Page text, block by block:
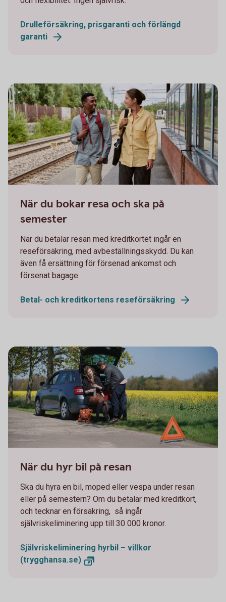
Drulleförsäkring, prisgaranti och förlängd
garanti
När du bokar resa och ska på
semester
När du betalar resan med kreditkortet ingår en
reseförsäkring, med avbeställningsskydd. Du kan
även få ersättning för försenad ankomst och
försenat bagage.
Betal- och kreditkortens reseförsäkring
När du hyr bil på resan
Ska du hyra en bil, moped eller vespa under resan
eller på semestern? Om du betalar med kreditkort,
och tecknar en försäkring, så ingår
självriskeliminering upp till 30 000 kronor.
Självriskeliminering hyrbil – villkor
(trygghansa.se)